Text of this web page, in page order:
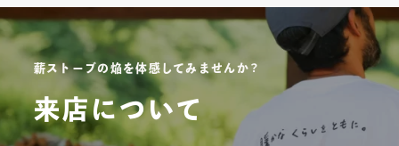
薪ストーブの焔を体感してみませんか？
来店について